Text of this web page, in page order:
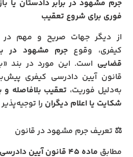
جرم مشهود در برابر دادستان یا
فوری برای شروع تعقیب
از دیگر جهات صریح و مهم در
کیفری، وقوعجرم مشهود در
قضایی
قانون آیین دادرسی کیفری
به‌دلیل فوریت، تعقیب بلافاصله و
شکایت یا اعلام دیگران را
⚖️ تعریف جرم مشهود در قانون
مطابق ماده ۴۵ قانون آیین دادرسی کیفری